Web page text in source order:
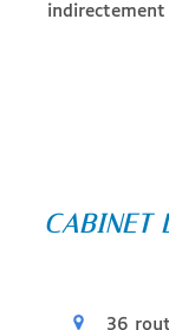
indirectement
CABINET
36